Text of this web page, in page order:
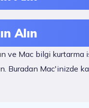
Alın
ve Mac bilgi kurtarma
Buradan Mac'inizde